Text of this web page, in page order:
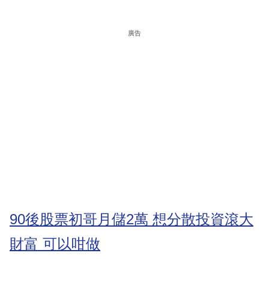
廣告
90後股票初哥月儲2萬 想分散投資滾大
財富 可以咁做